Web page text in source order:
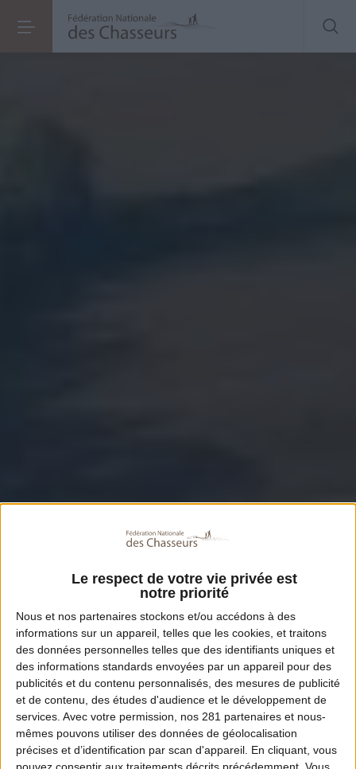
Le respect de votre vie privée est
notre priorité
Nous et nos partenaires stockons et/ou accédons à des
informations sur un appareil, telles que les cookies, et traitons
des données personnelles telles que des identifiants uniques et
des informations standards envoyées par un appareil pour des
publicités et du contenu personnalisés, des mesures de publicité
et de contenu, des études d'audience et le développement de
services. Avec votre permission, nos 281 partenaires et nous-
mêmes pouvons utiliser des données de géolocalisation
précises et d’identification par scan d'appareil. En cliquant, vous